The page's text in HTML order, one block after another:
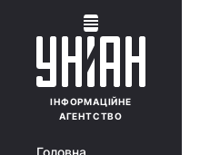
ІНФОРМАЦІЙНЕ
АГЕНТСТВО
Головна